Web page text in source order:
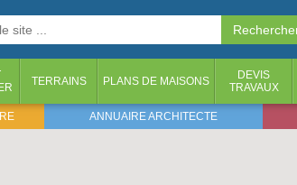
TERRAINS PLANS DE MAISONS
DEVIS
TRAVAUX
ANNUAIRE ARCHITECTE